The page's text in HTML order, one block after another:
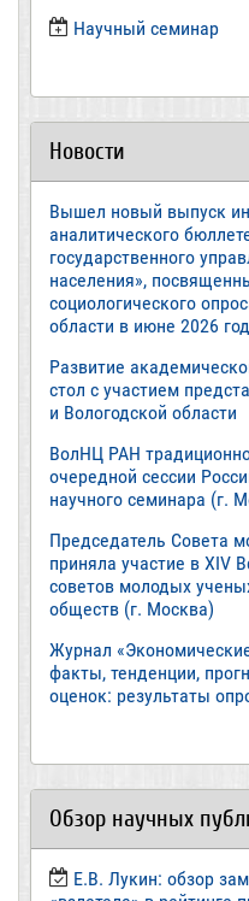
​Научный семинар
Новости
Вышел новый выпуск
аналитического
государственного
населения»,
социологического
области в июне 2026
Развитие
стол с участием
и Вологодской области
ВолНЦ РАН
очередной сессии
научного семинара (г.
Председатель Совета
приняла участие в XIV
советов молодых
обществ (г. Москва)
Журнал
факты, тенденции,
оценок: результаты
Обзор научных
Е.В. Лукин: обзор